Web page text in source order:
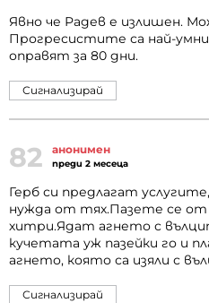
Явно че Радев е излишен.
Прогресистите са най-
оправят за 80 дни.
Сигнализирай
82 анонимен
преди 2 месеца
Герб си предлагат
нужда от тях.Пазете се
хитри.Ядат агнето с
кучетата уж пазейки го и
агнето, която са изяли с
Сигнализирай